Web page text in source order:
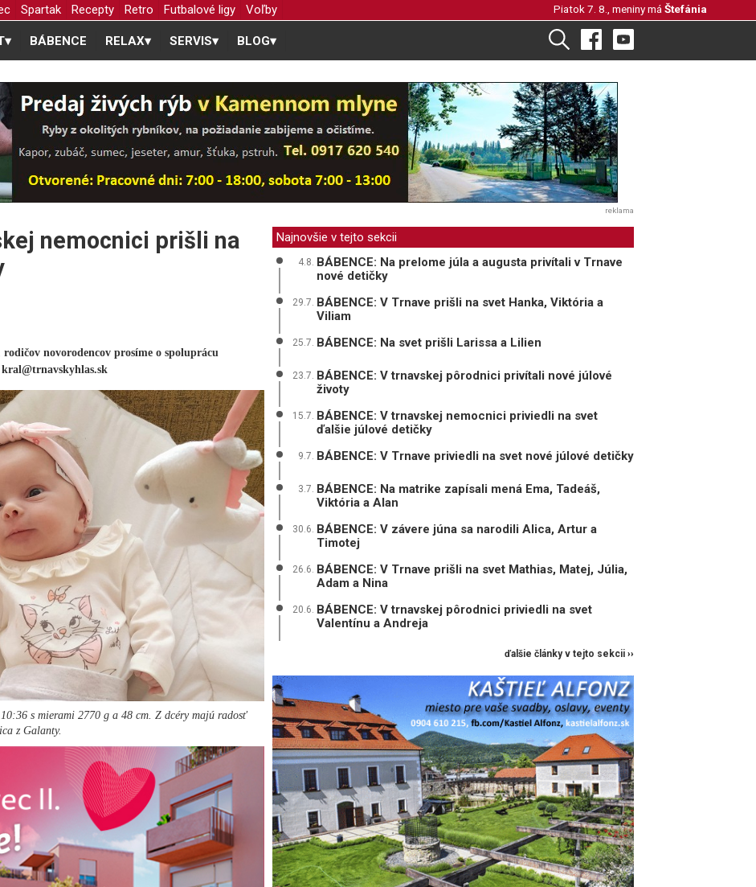
Spartak Recepty Retro Futbalové ligy Voľby Piatok 7. 8., meniny má Štefánia
▾ BÁBENCE RELAX▾ SERVIS▾ BLOG▾
reklama
nemocnici prišli na
novorodencov prosíme o spoluprácu
s mierami 2770 g a 48 cm. Z dcéry majú radosť
z Galanty.
Najnovšie v tejto sekcii
4.8. BÁBENCE: Na prelome júla a augusta privítali v Trnave
nové detičky
29.7. BÁBENCE: V Trnave prišli na svet Hanka, Viktória a
Viliam
25.7. BÁBENCE: Na svet prišli Larissa a Lilien
23.7. BÁBENCE: V trnavskej pôrodnici privítali nové júlové
životy
15.7. BÁBENCE: V trnavskej nemocnici priviedli na svet
ďalšie júlové detičky
9.7. BÁBENCE: V Trnave priviedli na svet nové júlové detičky
3.7. BÁBENCE: Na matrike zapísali mená Ema, Tadeáš,
Viktória a Alan
30.6. BÁBENCE: V závere júna sa narodili Alica, Artur a
Timotej
26.6. BÁBENCE: V Trnave prišli na svet Mathias, Matej, Júlia,
Adam a Nina
20.6. BÁBENCE: V trnavskej pôrodnici priviedli na svet
Valentínu a Andreja
ďalšie články v tejto sekcii ››